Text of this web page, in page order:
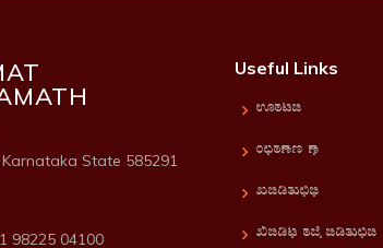
State 585291
98225 04100
Useful Links
Home
About us
Services
Terms of service